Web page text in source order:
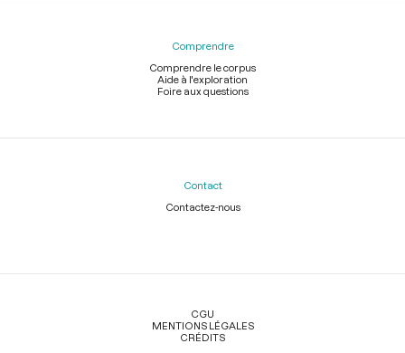
Comprendre
Comprendre le corpus
Aide à l'exploration
Foire aux questions
Contact
Contactez-nous
Légal
CGU
MENTIONS LÉGALES
CRÉDITS